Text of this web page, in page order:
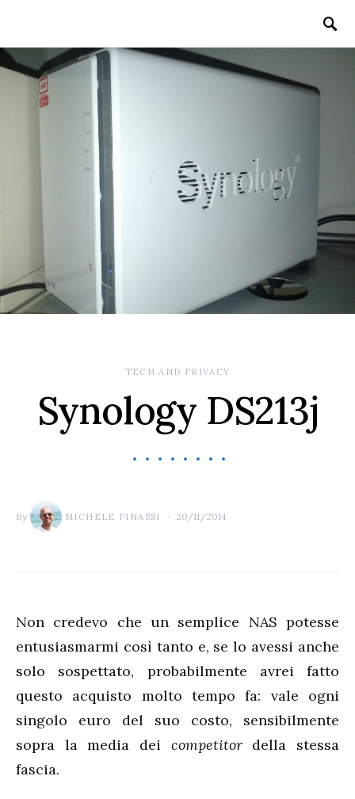
TECH AND PRIVACY
Synology DS213j
By MICHELE PINASSI 20/11/2014
Non credevo che un semplice NAS potesse
entusiasmarmi così tanto e, se lo avessi anche
solo sospettato, probabilmente avrei fatto
questo acquisto molto tempo fa: vale ogni
singolo euro del suo costo, sensibilmente
sopra la media dei competitordella stessa
fascia.